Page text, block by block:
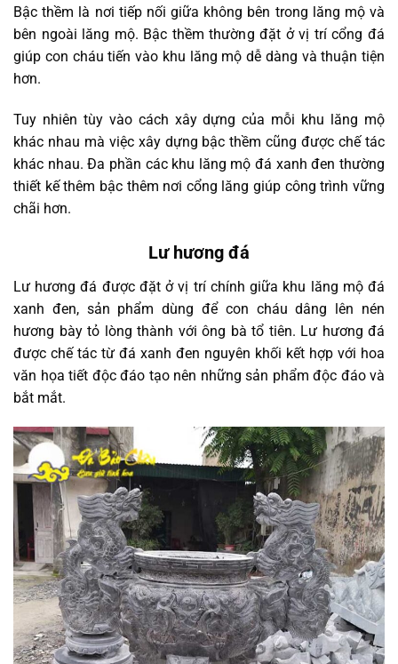
Bậc thềm là nơi tiếp nối giữa không bên trong lăng mộ và
bên ngoài lăng mộ. Bậc thềm thường đặt ở vị trí cổng đá
giúp con cháu tiến vào khu lăng mộ dễ dàng và thuận tiện
hơn.
Tuy nhiên tùy vào cách xây dựng của mỗi khu lăng mộ
khác nhau mà việc xây dựng bậc thềm cũng được chế tác
khác nhau. Đa phần các khu lăng mộ đá xanh đen thường
thiết kế thêm bậc thêm nơi cổng lăng giúp công trình vững
chãi hơn.
Lư hương đá
Lư hương đá được đặt ở vị trí chính giữa khu lăng mộ đá
xanh đen, sản phẩm dùng để con cháu dâng lên nén
hương bày tỏ lòng thành với ông bà tổ tiên. Lư hương đá
được chế tác từ đá xanh đen nguyên khối kết hợp với hoa
văn họa tiết độc đáo tạo nên những sản phẩm độc đáo và
bắt mắt.